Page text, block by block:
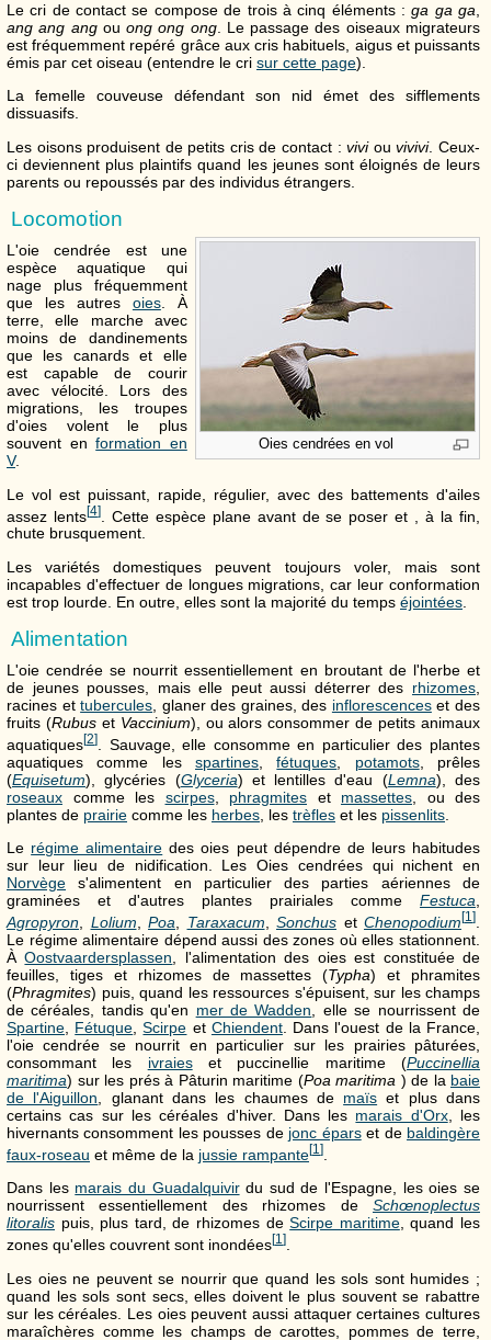
Le cri de contact se compose de trois à cinq éléments :ga ga ga
ang ang angouong ong ong. Le passage des oiseaux migrateurs
est fréquemment repéré grâce aux cris habituels, aigus et puissants
émis par cet oiseau (entendre le cri sur cette page).
La femelle couveuse défendant son nid émet des sifflements
dissuasifs.
Les oisons produisent de petits cris de contact :viviouvivivi. Ceux-
ci deviennent plus plaintifs quand les jeunes sont éloignés de leurs
parents ou repoussés par des individus étrangers.
Locomotion
Oies cendrées en vol
L'oie cendrée est une
espèce aquatique qui
nage plus fréquemment
que les autres oies. À
terre, elle marche avec
moins de dandinements
que les canards et elle
est capable de courir
avec vélocité. Lors des
migrations, les troupes
d'oies volent le plus
souvent enformation en
V.
Le vol est puissant, rapide, régulier, avec des battements d'ailes
assez lents[4]. Cette espèce plane avant de se poser et , à la fin,
chute brusquement.
Les variétés domestiques peuvent toujours voler, mais sont
incapables d'effectuer de longues migrations, car leur conformation
est trop lourde. En outre, elles sont la majorité du temps éjointées
Alimentation
L'oie cendrée se nourrit essentiellement en broutant de l'herbe et
de jeunes pousses, mais elle peut aussi déterrer des rhizomes
racines ettubercules , glaner des graines, des inflorescenceset des
fruits (Rubuset Vaccinium), ou alors consommer de petits animaux
aquatiques[2]
. Sauvage, elle consomme en particulier des plantes
aquatiques comme les spartines ,fétuques potamots, prêles
(Equisetum), glycéries (Glyceria) et lentilles d'eau (Lemna), des
roseaux comme les scirpes, phragmites et massettes , ou des
plantes de prairie comme les herbes , les trèfles et les pissenlits
Le régime alimentaire des oies peut dépendre de leurs habitudes
sur leur lieu de nidification. Les Oies cendrées qui nichent en
Norvège s'alimentent en particulier des parties aériennes de
graminées et d'autres plantes prairiales comme Festuca,
Agropyron
Lolium Poa Taraxacum Sonchus et Chenopodium[1]
Le régime alimentaire dépend aussi des zones où elles stationnent.
ÀOostvaardersplassen , l'alimentation des oies est constituée de
feuilles, tiges et rhizomes de massettes (Typha) et phramites
(Phragmites) puis, quand les ressources s'épuisent, sur les champs
de céréales, tandis qu'en mer de Wadden , elle se nourrissent de
Spartine
Fétuque ,Scirpe et Chiendent. Dans l'ouest de la France,
l'oie cendrée se nourrit en particulier sur les prairies pâturées,
consommant les ivraieset puccinellie maritime (Puccinellia
maritima) sur les prés à Pâturin maritime (Poa maritima ) de la baie
de l'Aiguillon , glanant dans les chaumes de maïs et plus dans
certains cas sur les céréales d'hiver. Dans les marais d'Orx, les
hivernants consomment les pousses de jonc éparset de baldingère
faux-roseau et même de la jussie rampante[1]
Dans les marais du Guadalquivirdu sud de l'Espagne, les oies se
nourrissent essentiellement des rhizomes de Schœnoplectus
litoralis puis, plus tard, de rhizomes deScirpe maritime, quand les
zones qu'elles couvrent sont inondées[1]
Les oies ne peuvent se nourrir que quand les sols sont humides ;
quand les sols sont secs, elles doivent le plus souvent se rabattre
sur les céréales. Les oies peuvent aussi attaquer certaines cultures
maraîchères comme les champs de carottes, pommes de terre,